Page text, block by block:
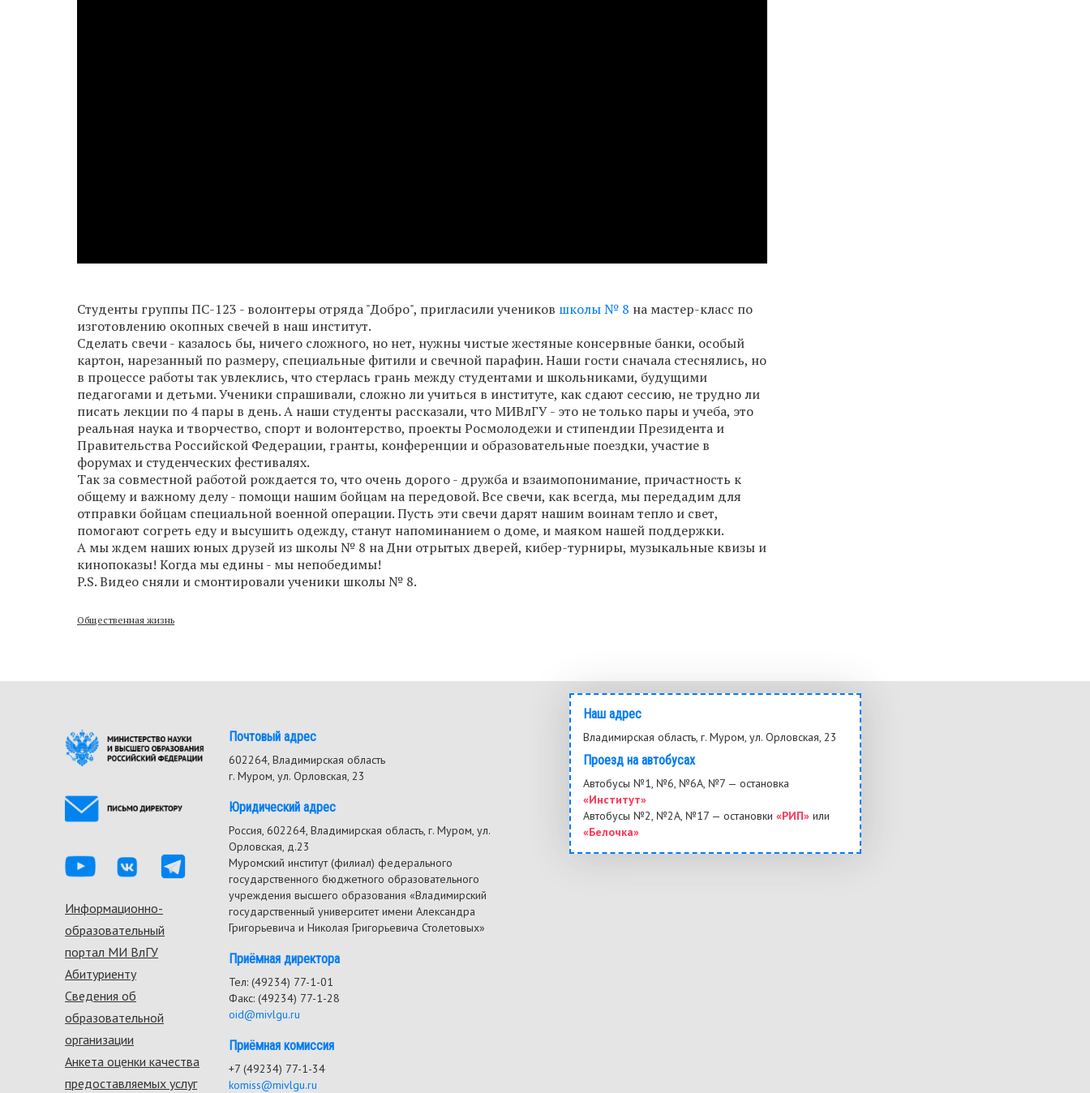
Студенты группы ПС-123 - волонтеры отряда "Добро", пригласили учеников школы № 8 на мастер-класс по
изготовлению окопных свечей в наш институт.
Сделать свечи - казалось бы, ничего сложного, но нет, нужны чистые жестяные консервные банки, особый
картон, нарезанный по размеру, специальные фитили и свечной парафин. Наши гости сначала стеснялись, но
в процессе работы так увлеклись, что стерлась грань между студентами и школьниками, будущими
педагогами и детьми. Ученики спрашивали, сложно ли учиться в институте, как сдают сессию, не трудно ли
писать лекции по 4 пары в день. А наши студенты рассказали, что МИВлГУ - это не только пары и учеба, это
реальная наука и творчество, спорт и волонтерство, проекты Росмолодежи и стипендии Президента и
Правительства Российской Федерации, гранты, конференции и образовательные поездки, участие в
форумах и студенческих фестивалях.
Так за совместной работой рождается то, что очень дорого - дружба и взаимопонимание, причастность к
общему и важному делу - помощи нашим бойцам на передовой. Все свечи, как всегда, мы передадим для
отправки бойцам специальной военной операции. Пусть эти свечи дарят нашим воинам тепло и свет,
помогают согреть еду и высушить одежду, станут напоминанием о доме, и маяком нашей поддержки.
А мы ждем наших юных друзей из школы № 8 на Дни отрытых дверей, кибер-турниры, музыкальные квизы и
кинопоказы! Когда мы едины - мы непобедимы!
P.S. Видео сняли и смонтировали ученики школы № 8.
Общественная жизнь
Footer
menu
Информационно-
образовательный
портал МИ ВлГУ
Абитуриенту
Сведения об
образовательной
организации
Анкета оценки качества
предоставляемых услуг
Почтовый адрес
602264, Владимирская область
г. Муром, ул. Орловская, 23
Юридический адрес
Россия, 602264, Владимирская область, г. Муром, ул.
Орловская, д.23
Муромский институт (филиал) федерального
государственного бюджетного образовательного
учреждения высшего образования «Владимирский
государственный университет имени Александра
Григорьевича и Николая Григорьевича Столетовых»
Приёмная директора
Тел: (49234) 77-1-01
Факс: (49234) 77-1-28
oid@mivlgu.ru
Приёмная комиссия
+7 (49234) 77-1-34
komiss@mivlgu.ru
Наш адрес
Владимирская область, г. Муром, ул. Орловская, 23
Проезд на автобусах
Автобусы №1, №6, №6А, №7 — остановка
«Институт»
Автобусы №2, №2А, №17 — остановки «РИП»или
«Белочка»